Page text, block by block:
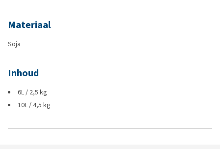
Materiaal
Soja
Inhoud
6L / 2,5 kg
10L / 4,5 kg